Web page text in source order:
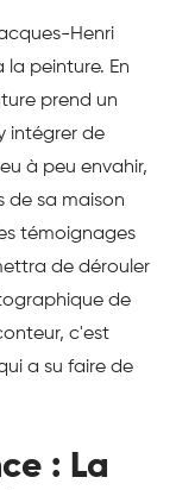
Henri
peinture. En
prend un
intégrer de
à peu envahir,
de sa maison
témoignages
de dérouler
de
c'est
a su faire de
: La